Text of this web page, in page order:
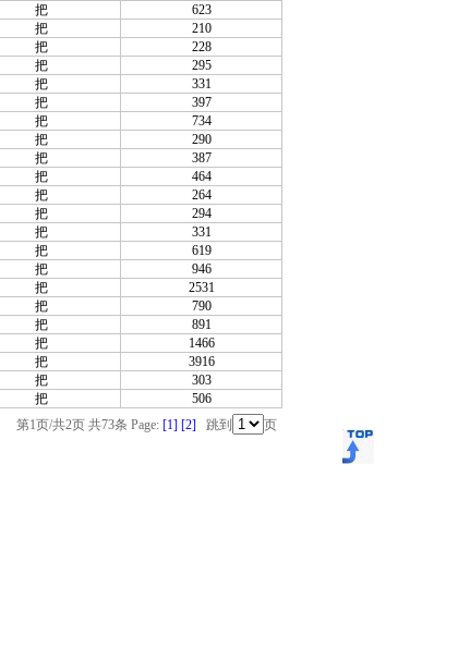
把
623
把
210
把
228
把
295
把
331
把
397
把
734
把
290
把
387
把
464
把
264
把
294
把
331
把
619
把
946
把
2531
把
790
把
891
把
1466
把
3916
把
303
把
506
第1页/共2页 共73条 Page: [1] [2] 跳到 页